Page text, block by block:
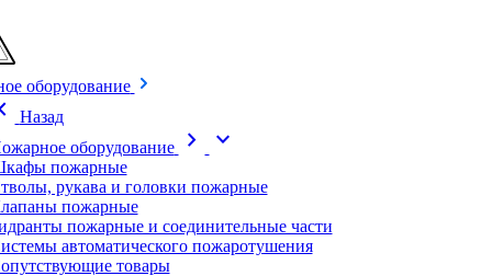
оборудование
Назад
оборудование
chevron_right expand_more
пожарные
рукава и головки пожарные
пожарные
пожарные и соединительные части
автоматического пожаротушения
товары